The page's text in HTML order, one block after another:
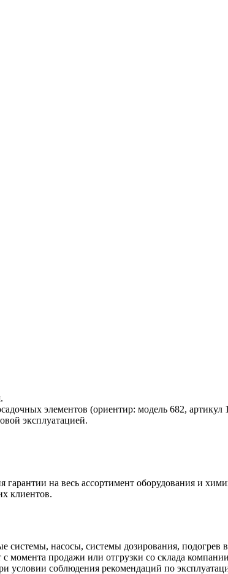
элементов (ориентир: модель 682, артикул
эксплуатацией.
на весь ассортимент оборудования и
клиентов.
насосы, системы дозирования, подогрев
с момента продажи или отгрузки со склада
условии соблюдения рекомендаций по